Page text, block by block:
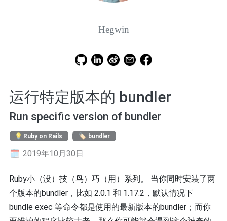
运行特定版本的 bundler
Run specific version of bundler
Ruby on Rails bundler
2019年10月30日
Ruby小（没）技（鸟）巧（用）系列。 当你同时安装了两
个版本的bundler，比如 2.0.1 和 1.17.2，默认情况下
bundle exec 等命令都是使用的最新版本的bundler；而你
Hegwin